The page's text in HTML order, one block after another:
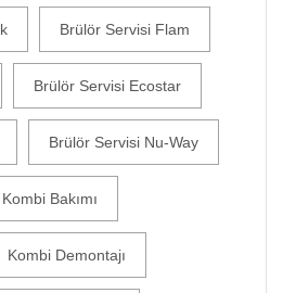
Brülör Servisi Flam
Brülör Servisi Ecostar
Brülör Servisi Nu-Way
Kombi Bakımı
Kombi Demontajı